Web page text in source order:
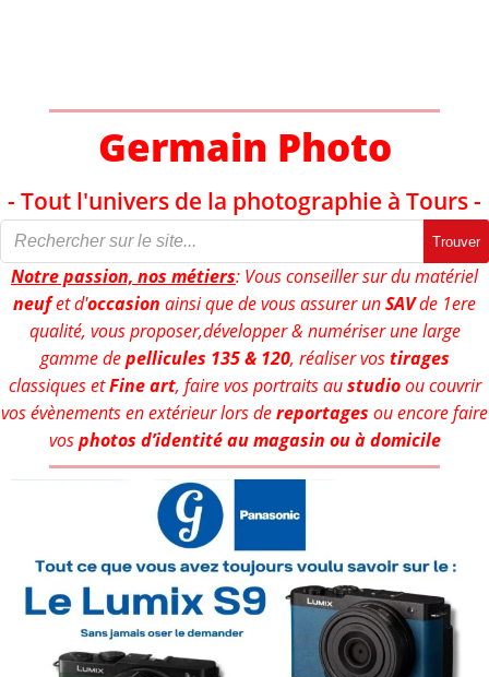
Germain Photo
- Tout l'univers de la photographie à Tours -
Trouver
Notre passion, nos métiers: Vous conseiller sur du matériel
neufet d'occasion ainsi que de vous assurer unSAVde 1ere
qualité, vous proposer,développer & numériser une large
gamme depellicules 135 & 120, réaliser vostirages
classiques etFine art, faire vos portraits austudioou couvrir
vos évènements en extérieur lors dereportages ou encore faire
vosphotos d’identité au magasin ou à domicile